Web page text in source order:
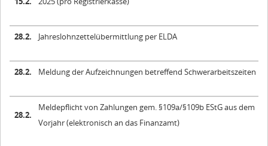
28.2. Jahreslohnzettelübermittlung per ELDA
28.2. Meldung der Aufzeichnungen betreffend Schwerarbeitszeiten
28.2.
Meldepflicht von Zahlungen gem. §109a/§109b EStG aus dem
Vorjahr (elektronisch an das Finanzamt)